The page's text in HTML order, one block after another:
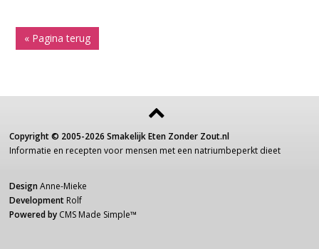
« Pagina terug
Copyright © 2005-2026 Smakelijk Eten Zonder Zout.nl
Informatie en recepten voor mensen met een natriumbeperkt dieet
Design Anne-Mieke
Development Rolf
Powered by CMS Made Simple™